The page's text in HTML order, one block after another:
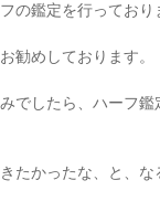
の鑑定を行っており
勧めしております。
でしたら、ハーフ
たかったな、と、な